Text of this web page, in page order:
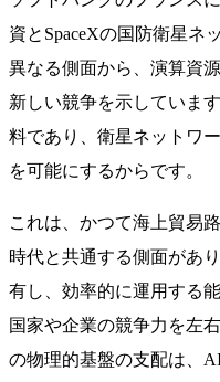
資とSpaceXの国防衛星ネ
異なる側面から、演算資
新しい競争を示していま
料であり、衛星ネットワ
を可能にするからです。
これは、かつて海上貿易
時代と共通する側面があ
有し、効率的に運用する
国家や企業の競争力を左
の物理的基盤の支配は、